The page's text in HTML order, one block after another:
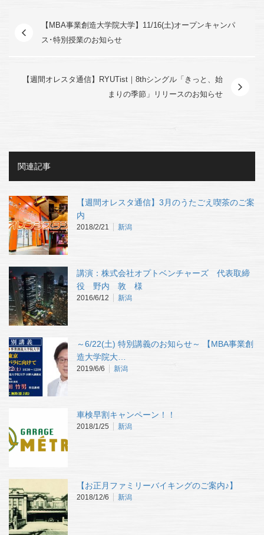
【MBA事業創造大学院大学】11/16(土)オープンキャンパ
ス･特別授業のお知らせ
【週間オレスタ通信】RYUTist｜8thシングル「きっと、始
まりの季節」リリースのお知らせ
関連記事
【週間オレスタ通信】3月のうたごえ喫茶のご案
内
2018/2/21 新潟
講演：株式会社オプトベンチャーズ 代表取締
役 野内 敦 様
2016/6/12 新潟
～6/22(土) 特別講義のお知らせ～ 【MBA事業創
造大学院大…
2019/6/6 新潟
車検早割キャンペーン！！
2018/1/25 新潟
【お正月ファミリーバイキングのご案内♪】
2018/12/6 新潟